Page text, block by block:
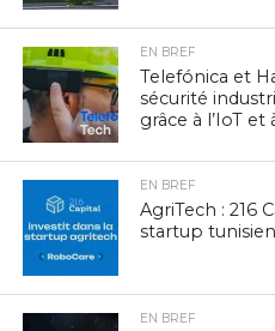
EN BREF
Telefónica et
sécurité
grâce à l’IoT et
EN BREF
AgriTech : 216
startup
EN BREF